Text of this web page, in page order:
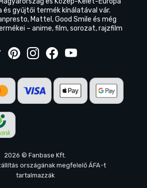
és gyűjtői termék kínálatával vár.
Mattel, Good Smile és még
– anime, film, sorozat, rajzfilm
2026 © Fanbase Kft.
országának megfelelő ÁFA-t
tartalmazzák